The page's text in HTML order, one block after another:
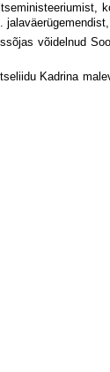
võidelnud
Kadrina